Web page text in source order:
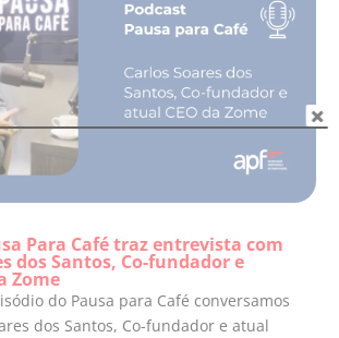
Para Café traz entrevista com
dos Santos, Co-fundador e
Zome
do Pausa para Café conversamos
dos Santos, Co-fundador e atual